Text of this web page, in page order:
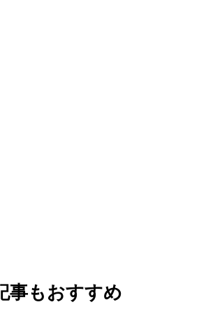
事もおすすめ